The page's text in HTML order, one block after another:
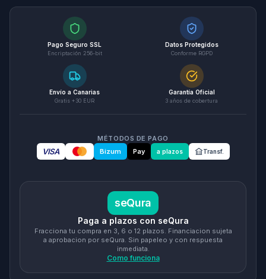
Pago Seguro SSL
Encriptación 256-bit
Datos Protegidos
Conforme RGPD
Envío a Canarias
Gratis +30 EUR
Garantía Oficial
3 años de cobertura
MÉTODOS DE PAGO
VISA Bizum Pay a plazos Transf.
seQura
Paga a plazos con seQura
Fracciona tu compra en 3, 6 o 12 plazos. Financiacion sujeta
a aprobacion por seQura. Sin papeleo y con respuesta
inmediata.
Como funciona